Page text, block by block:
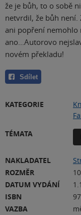
že je bůh, to o sobě
netvrdil, že bůh
ani popření nemohlo
ano...Autorovo
novém překladu!
Sdílet
KATEGORIE
TÉMATA
NAKLADATEL
ROZMĚR
DATUM VYDÁNÍ
ISBN
VAZBA